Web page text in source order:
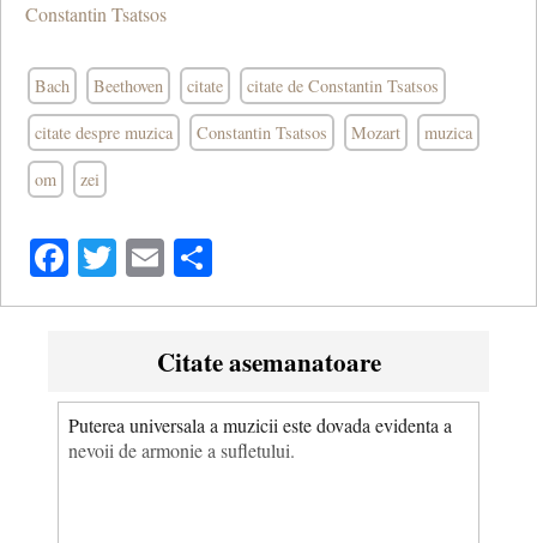
Constantin Tsatsos
Bach Beethoven citate citate de Constantin Tsatsos
citate despre muzica Constantin Tsatsos Mozart muzica
om zei
Facebook
Twitter
Email
Citate asemanatoare
Puterea universala a muzicii este dovada evidenta a
nevoii de armonie a sufletului.